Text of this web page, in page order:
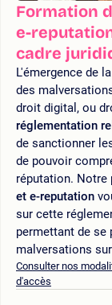
Formation
e-
cadre
L'émergence de
des
droit digital, ou
réglementation
de sanctionner
de pouvoir
réputation. Notre
et e-reputation
sur cette
permettant de se
malversations
Consulter nos
d'accès